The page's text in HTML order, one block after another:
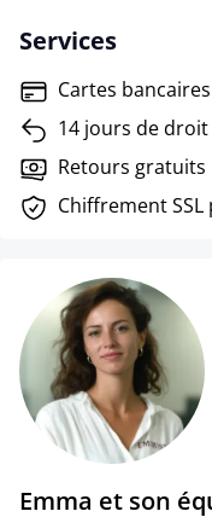
Services
Cartes
14 jours de
Retours gratuits
Chiffrement
Emma et son